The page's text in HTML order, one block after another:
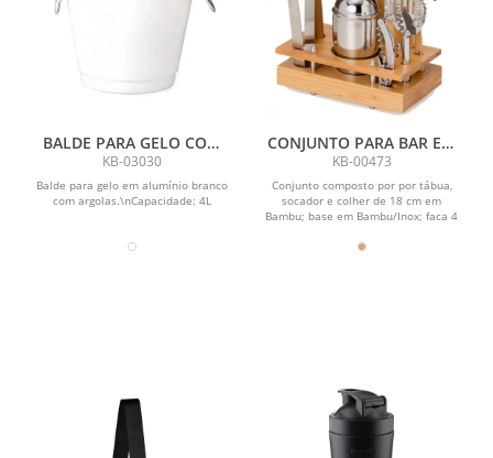
BALDE PARA GELO COM
ARGOLAS - BRANCO - 4L
KB-03030
Balde para gelo em alumínio branco
com argolas.\nCapacidade: 4L
CONJUNTO PARA BAR EM
BAMBU / MADEIRA / INOX
- 8 PÇS
KB-00473
Conjunto composto por por tábua,
socador e colher de 18 cm em
Bambu; base em Bambu/Inox; faca 4